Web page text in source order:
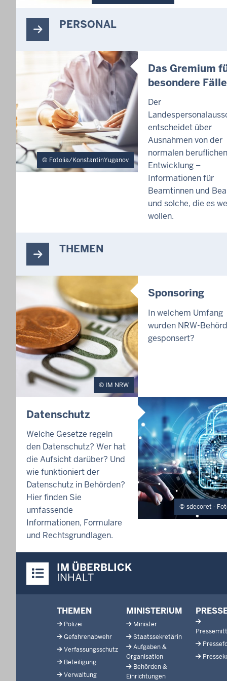
PERSONAL
Fotolia/KonstantinYuganov
Das Gremium
besondere Fälle
Der
entscheidet über
Ausnahmen von der
normalen beruflichen
Entwicklung –
Informationen für
Beamtinnen und
und solche, die es
wollen.
THEMEN
IM NRW
Sponsoring
In welchem Umfang
wurden NRW-
gesponsert?
sdecoret -
Datenschutz
Welche Gesetze regeln
den Datenschutz? Wer hat
die Aufsicht darüber? Und
wie funktioniert der
Datenschutz in Behörden?
Hier finden Sie
umfassende
Informationen, Formulare
und Rechtsgrundlagen.
Inhalte
IM ÜBERBLICK
INHALT
THEMEN
Polizei
Gefahrenabwehr
Verfassungsschutz
Beteiligung
Verwaltung
MINISTERIUM
Minister
Staatssekretärin
Aufgaben &
Organisation
Behörden &
Einrichtungen